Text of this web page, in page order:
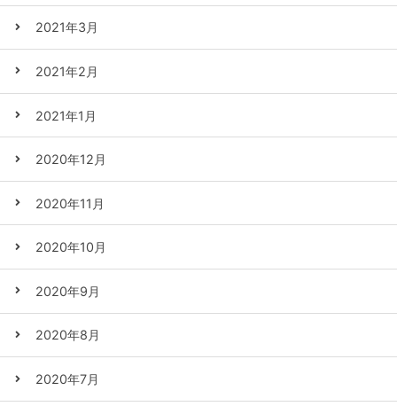
2021年3月
2021年2月
2021年1月
2020年12月
2020年11月
2020年10月
2020年9月
2020年8月
2020年7月